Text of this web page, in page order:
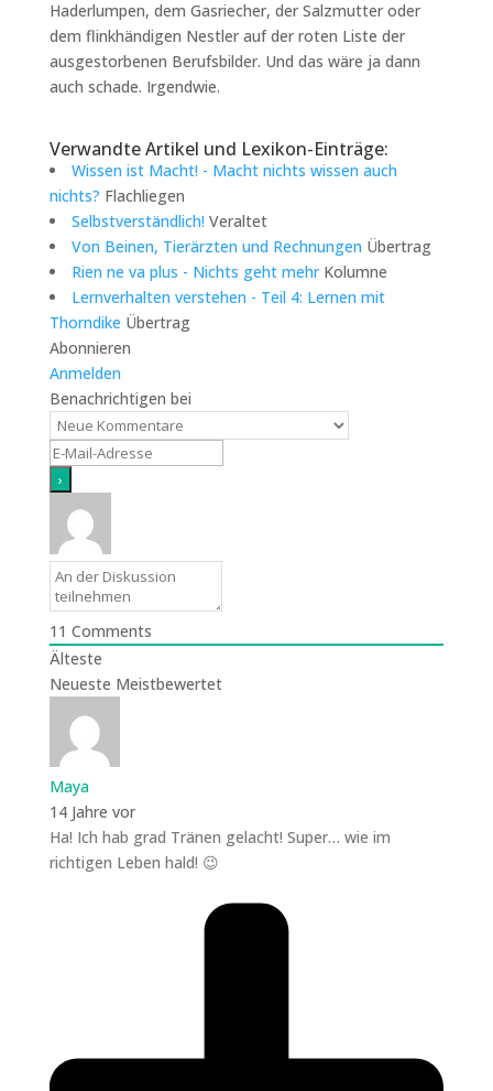
Haderlumpen, dem Gasriecher, der Salzmutter oder
dem flinkhändigen Nestler auf der roten Liste der
ausgestorbenen Berufsbilder. Und das wäre ja dann
auch schade. Irgendwie.
Verwandte Artikel und Lexikon-Einträge:
Wissen ist Macht! - Macht nichts wissen auch
nichts? Flachliegen
Selbstverständlich! Veraltet
Von Beinen, Tierärzten und Rechnungen Übertrag
Rien ne va plus - Nichts geht mehrKolumne
Lernverhalten verstehen - Teil 4: Lernen mit
Thorndike Übertrag
Abonnieren
Anmelden
Benachrichtigen bei
11 Comments
Älteste
Neueste Meistbewertet
Maya
14 Jahre vor
Ha! Ich hab grad Tränen gelacht! Super… wie im
richtigen Leben hald! 😉